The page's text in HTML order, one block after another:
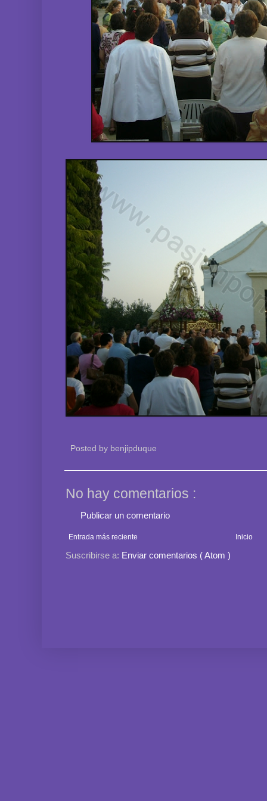
Posted by benjipduque
No hay comentarios :
Publicar un comentario
Entrada más reciente Inicio
Suscribirse a: Enviar comentarios ( Atom )